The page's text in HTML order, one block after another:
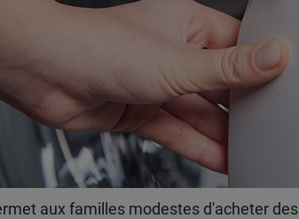
aux familles modestes d'acheter